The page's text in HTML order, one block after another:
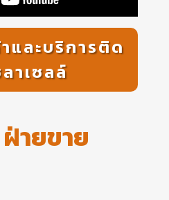
และบริการติด
าเซลล์
ฝ่ายขาย